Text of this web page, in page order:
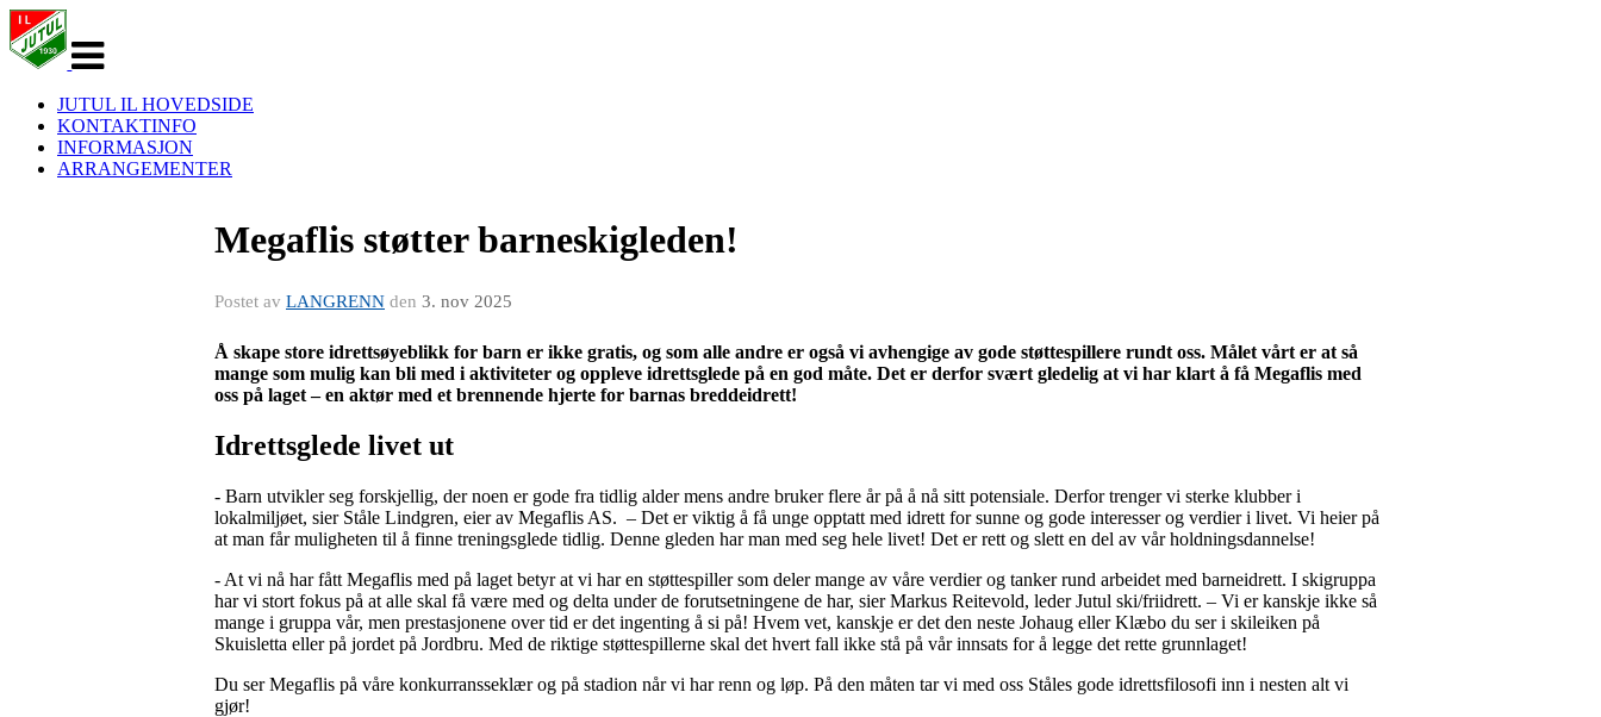
navigasjon
JUTUL IL HOVEDSIDE
KONTAKTINFO
INFORMASJON
ARRANGEMENTER
Megaflis støtter barneskigleden!
Postet av LANGRENN den 3. nov 2025
Å skape store idrettsøyeblikk for barn er ikke gratis, og som alle andre er også vi avhengige av gode støttespillere rundt oss. Målet vårt er at så
mange som mulig kan bli med i aktiviteter og oppleve idrettsglede på en god måte. Det er derfor svært gledelig at vi har klart å få Megaflis med
oss på laget – en aktør med et brennende hjerte for barnas breddeidrett!
Idrettsglede livet ut
- Barn utvikler seg forskjellig, der noen er gode fra tidlig alder mens andre bruker flere år på å nå sitt potensiale. Derfor trenger vi sterke klubber i
lokalmiljøet, sier Ståle Lindgren, eier av Megaflis AS. – Det er viktig å få unge opptatt med idrett for sunne og gode interesser og verdier i livet. Vi heier på
at man får muligheten til å finne treningsglede tidlig. Denne gleden har man med seg hele livet! Det er rett og slett en del av vår holdningsdannelse!
- At vi nå har fått Megaflis med på laget betyr at vi har en støttespiller som deler mange av våre verdier og tanker rund arbeidet med barneidrett. I skigruppa
har vi stort fokus på at alle skal få være med og delta under de forutsetningene de har, sier Markus Reitevold, leder Jutul ski/friidrett. – Vi er kanskje ikke så
mange i gruppa vår, men prestasjonene over tid er det ingenting å si på! Hvem vet, kanskje er det den neste Johaug eller Klæbo du ser i skileiken på
Skuisletta eller på jordet på Jordbru. Med de riktige støttespillerne skal det hvert fall ikke stå på vår innsats for å legge det rette grunnlaget!
Du ser Megaflis på våre konkurransseklær og på stadion når vi har renn og løp. På den måten tar vi med oss Ståles gode idrettsfilosofi inn i nesten alt vi
gjør!